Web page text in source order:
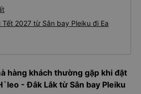
2027 từ Sân bay Pleiku đi Ea
hàng khách thường gặp khi đặt
- Đắk Lắk từ Sân bay Pleiku